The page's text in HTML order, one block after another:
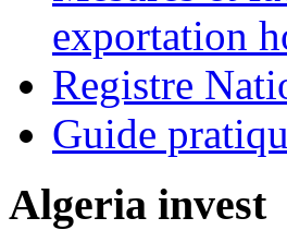
exportation
Registre
Guide
Algeria invest